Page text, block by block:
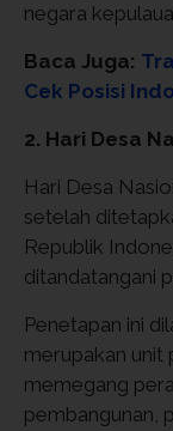
negara
Baca Juga:
Cek Posisi
2. Hari Desa
Hari Desa
setelah
Republik
ditandatangani
Penetapan ini
merupakan unit
memegang
pembangunan,